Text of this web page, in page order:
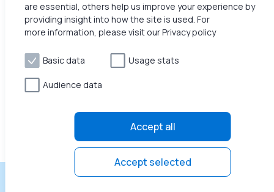
are essential, others help us improve your experience by
providing insight into how the site is used. For
more information, please visit our Privacy policy
Basic data Usage stats
Audience data
Accept all
Accept selected